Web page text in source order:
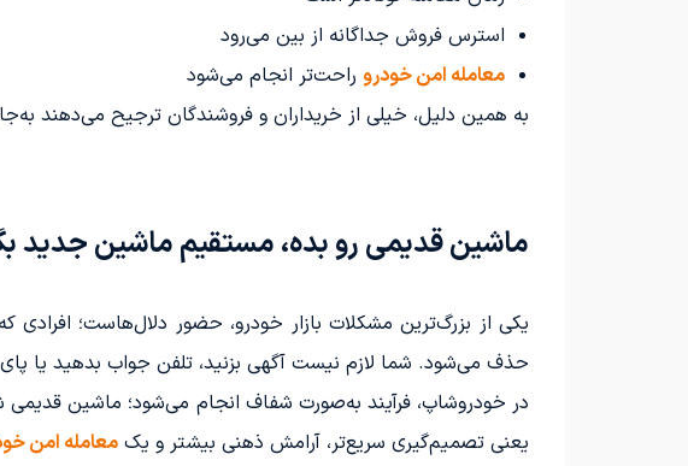
استرس فروش جداگانه از بین می‌رود
معامله امن خودرو راحت‌تر انجام می‌شود
به همین دلیل، خیلی از خریداران و فروشندگان ترجیح می‌دهند
ماشین قدیمی رو بده، مستقیم ماشین جدید
یکی از بزرگ‌ترین مشکلات بازار خودرو، حضور دلال‌هاست؛
حذف می‌شود. شما لازم نیست آگهی بزنید، تلفن جواب بدهید یا
در خودروشاپ، فرآیند به‌صورت شفاف انجام می‌شود؛ ماشین قدیمی
یعنی تصمیم‌گیری سریع‌تر، آرامش ذهنی بیشتر و یک معامله امن